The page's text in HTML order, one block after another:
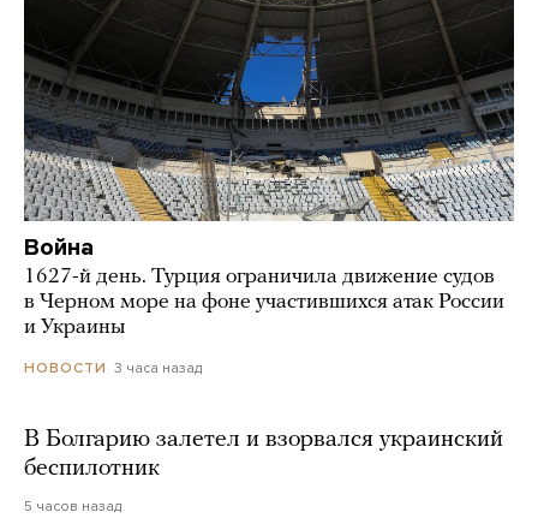
Война
1627-й день. Турция ограничила движение судов
в Черном море на фоне участившихся атак России
и Украины
НОВОСТИ 3 часа назад
В Болгарию залетел и взорвался украинский
беспилотник
5 часов назад